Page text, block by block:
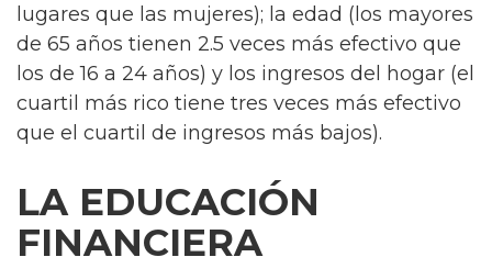
lugares que las mujeres); la edad (los mayores
de 65 años tienen 2.5 veces más efectivo que
los de 16 a 24 años) y los ingresos del hogar (el
cuartil más rico tiene tres veces más efectivo
que el cuartil de ingresos más bajos).
LA EDUCACIÓN
FINANCIERA